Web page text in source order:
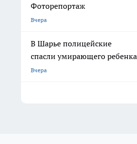
Фоторепортаж
Вчера
В Шарье полицейские
спасли умирающего ребенка
Вчера